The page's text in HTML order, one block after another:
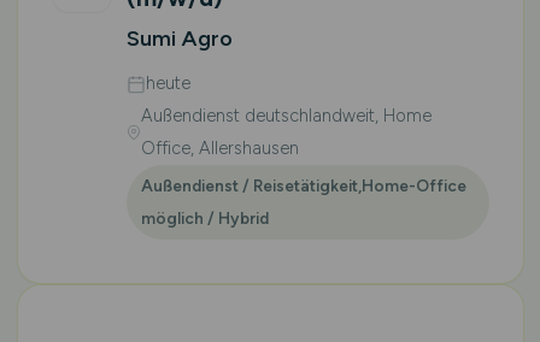
Sumi Agro
heute
Außendienst deutschlandweit, Home
Office, Allershausen
Außendienst / Reisetätigkeit,Home-Office
möglich / Hybrid